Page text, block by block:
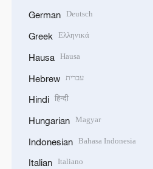
German Deutsch
Greek Ελληνικά
Hausa Hausa
Hebrew עברית
Hindi हिन्दी
Hungarian Magyar
Indonesian Bahasa Indonesia
Italian Italiano